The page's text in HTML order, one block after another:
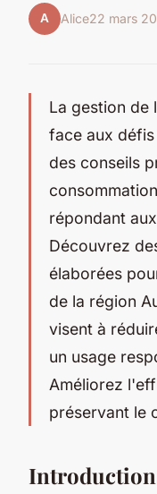
A Alice22 mars
La gestion de
face aux
des conseils
répondant
Découvrez
élaborées
de la région
visent à
un usage
Améliorez
préservant le
Introduction